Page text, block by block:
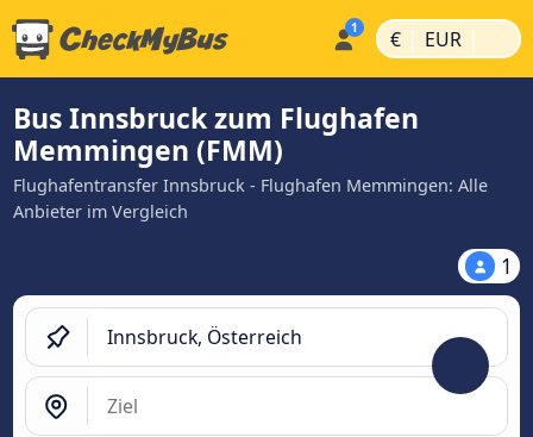
€ | EUR |
Bus Innsbruck zum Flughafen
Memmingen (FMM)
Flughafentransfer Innsbruck - Flughafen Memmingen: Alle
Anbieter im Vergleich
1